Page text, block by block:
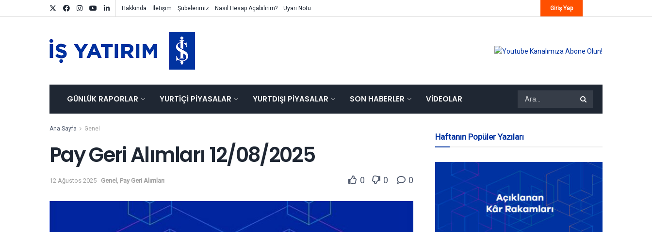
Hakkında İletişim Şubelerimiz Nasıl Hesap Açabilirim? Uyarı Notu Giriş Yap
GÜNLÜK RAPORLAR YURTIÇI PIYASALAR YURTDIŞI PIYASALAR SON HABERLER VIDEOLAR
Ana Sayfa Genel
Pay Geri Alımları 12/08/2025
12 Ağustos 2025 Genel Pay Geri Alımları 0 0 0
Haftanın Popüler Yazıları